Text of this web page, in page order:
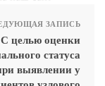
ЗАПИСЬ
С целью оценки
статуса
выявлении у